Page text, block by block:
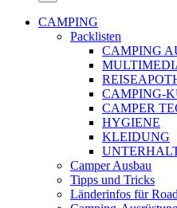
CAMPING
Packlisten
CAMPING
CAMPING-
CAMPER
HYGIENE
KLEIDUNG
Camper Ausbau
Tipps und Tricks
Länderinfos für